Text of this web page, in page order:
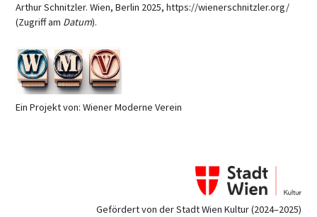
Arthur Schnitzler. Wien, Berlin 2025, https://wienerschnitzler.org/
(Zugriff am Datum).
Ein Projekt von: Wiener Moderne Verein
Gefördert von der Stadt Wien Kultur (2024–2025)